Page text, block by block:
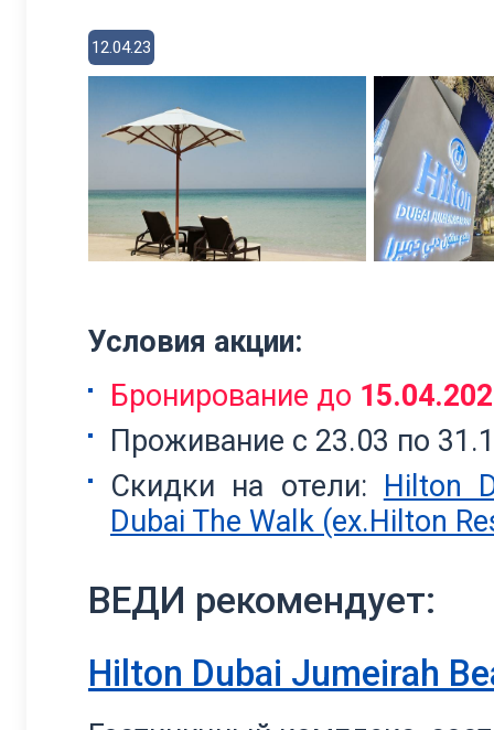
12.04.23
Условия акции:
Бронирование до
Проживание с 23.03 по
Скидки на отели: Hilton
Dubai The Walk (ex.Hilton
ВЕДИ рекомендует:
Hilton Dubai Jumeirah